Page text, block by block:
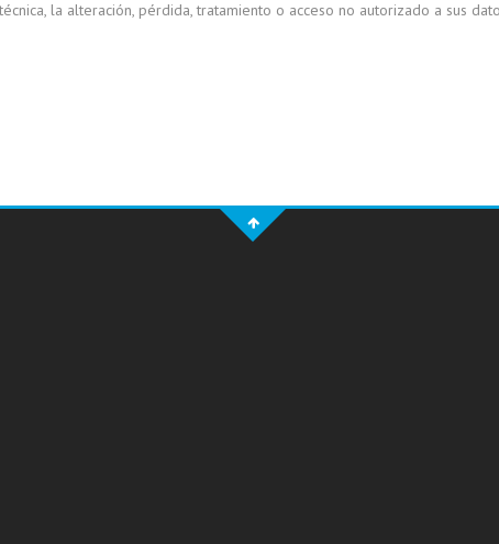
la alteración, pérdida, tratamiento o acceso no autorizado a sus